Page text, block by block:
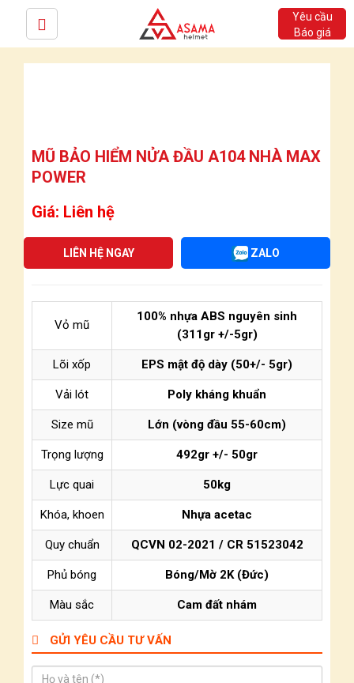
Yêu cầu
Báo giá
MŨ BẢO HIỂM NỬA ĐẦU A104 NHÀ MAX
POWER
Giá: Liên hệ
LIÊN HỆ NGAY ZALO
Vỏ mũ
100% nhựa ABS nguyên sinh
(311gr +/-5gr)
Lõi xốp EPS mật độ dày (50+/- 5gr)
Vải lót Poly kháng khuẩn
Size mũ Lớn (vòng đầu 55-60cm)
Trọng lượng 492gr +/- 50gr
Lực quai 50kg
Khóa, khoen Nhựa acetac
Quy chuẩn QCVN 02-2021 / CR 51523042
Phủ bóng Bóng/Mờ 2K (Đức)
Màu sắc Cam đất nhám
GỬI YÊU CẦU TƯ VẤN